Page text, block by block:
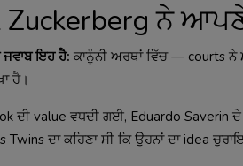
Zuckerberg ਨੇ
ਜਵਾਬ ਇਹ ਹੈ: ਕਾਨੂੰਨੀ ਅਰਥਾਂ ਵਿੱਚ — courts
ਹੈ।
ਦੀ value ਵਧਦੀ ਗਈ, Eduardo
ਦਾ ਕਹਿਣਾ ਸੀ ਕਿ ਉਹਨਾਂ ਦਾ idea